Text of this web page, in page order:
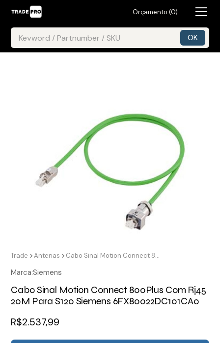
Orçamento (0)
Trade Antenas Cabo Sinal Motion Connect 800Plus Com Rj45 20M Para S120 Siemens 6FX80022DC101CA0
Marca:Siemens
Cabo Sinal Motion Connect 800Plus Com Rj45
20M Para S120 Siemens 6FX80022DC101CA0
R$2.537,99